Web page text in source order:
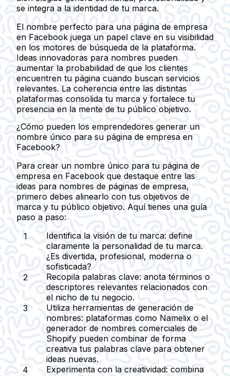
se integra a la identidad de tu marca.
El nombre perfecto para una página de empresa
en Facebook juega un papel clave en su visibilidad
en los motores de búsqueda de la plataforma.
Ideas innovadoras para nombres pueden
aumentar la probabilidad de que los clientes
encuentren tu página cuando buscan servicios
relevantes. La coherencia entre las distintas
plataformas consolida tu marca y fortalece tu
presencia en la mente de tu público objetivo.
¿Cómo pueden los emprendedores generar un
nombre único para su página de empresa en
Facebook?
Para crear un nombre único para tu página de
empresa en Facebook que destaque entre las
ideas para nombres de páginas de empresa,
primero debes alinearlo con tus objetivos de
marca y tu público objetivo. Aquí tienes una guía
paso a paso:
Identifica la visión de tu marca: define
claramente la personalidad de tu marca.
¿Es divertida, profesional, moderna o
sofisticada?
Recopila palabras clave: anota términos o
descriptores relevantes relacionados con
el nicho de tu negocio.
Utiliza herramientas de generación de
nombres: plataformas como Namelix o el
generador de nombres comerciales de
Shopify pueden combinar de forma
creativa tus palabras clave para obtener
ideas nuevas.
Experimenta con la creatividad: combina